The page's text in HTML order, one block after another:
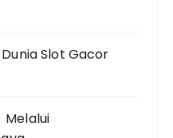
Slot Gacor
Melalui